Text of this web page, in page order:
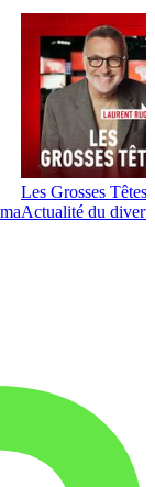
Les Grosses Têtes
Actualité du